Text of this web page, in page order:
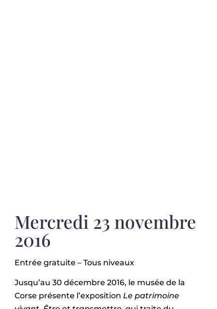
Mercredi 23 novembre
2016
Entrée gratuite – Tous niveaux
Jusqu’au 30 décembre 2016, le musée de la
Corse présente l’exposition Le patrimoine